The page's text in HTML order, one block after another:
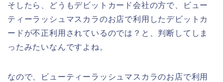
そしたら、どうもデビットカード会社の方で、ビュー
ティーラッシュマスカラのお店で利用したデビットカ
ードが不正利用されているのでは？と、判断してしま
ったみたいなんですよね。
なので、ビューティーラッシュマスカラのお店で利用